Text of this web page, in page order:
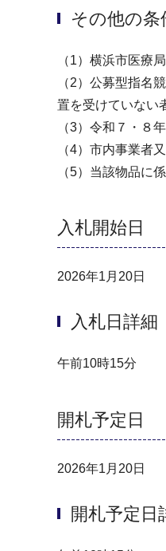
その他の条
（1）横浜市医療
（2）公募型指名
置を受けていない
（3）令和７・８
（4）市内事業者
（5）当該物品に
入札開始日
2026年1月20日
入札日詳細
午前10時15分
開札予定日
2026年1月20日
開札予定日